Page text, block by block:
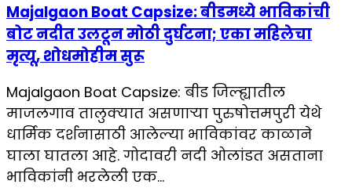
Majalgaon Boat Capsize: बीडमध्ये भाविकांची
बोट नदीत उलटून मोठी दुर्घटना; एका महिलेचा
मृत्यू, शोधमोहीम सुरू
Majalgaon Boat Capsize: बीड जिल्ह्यातील
माजलगाव तालुक्यात असणाऱ्या पुरुषोत्तमपुरी येथे
धार्मिक दर्शनासाठी आलेल्या भाविकांवर काळाने
घाला घातला आहे. गोदावरी नदी ओलांडत असताना
भाविकांनी भरलेली एक…